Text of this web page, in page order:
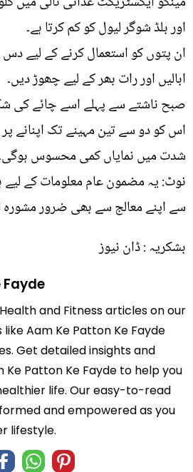
اور بلڈ شوگر لیول کو کم کرتا ہے۔
ان پتوں کو استعمال کرنے کے لیے
ابالیں اور رات بھر کے لیے چھوڑ دیں۔
صبح ناشتے سے پہلے اسے چائے کی
اس کو دو سے تین مہینے تک اپنانے
شدت میں نمایاں کمی محسوس
نوٹ: یہ مضمون عام معلومات کے لیے
سے اپنے معالج سے بھی ضرور مشورہ
بشکریہ : ڈان نیوز
Fayde
and Fitness articles on our
Aam Ke Patton Ke Fayde
Get detailed insights and
Patton Ke Fayde to help you
life. Our easy-to-read
and empowered as you
lifestyle.